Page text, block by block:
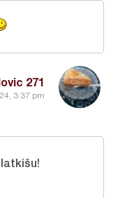
271
3:37 pm